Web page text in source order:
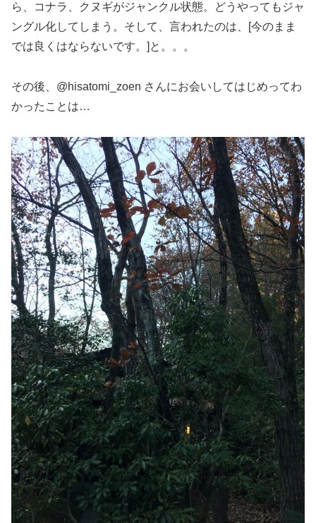
ら、コナラ、クヌギがジャンクル状態。どうやってもジャ
ングル化してしまう。そして、言われたのは、[今のまま
では良くはならないです。]と。。。
その後、@hisatomi_zoen さんにお会いしてはじめってわ
かったことは…